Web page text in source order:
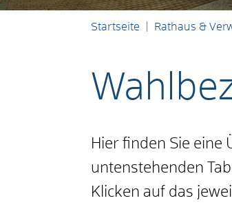
Startseite Rathaus &
Hier finden Sie eine
untenstehenden
Klicken auf das